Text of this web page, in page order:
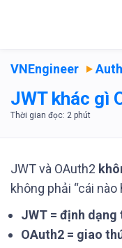
VNEngineer Auth
JWT khác gì
JWT và OAuth2
không phải “cái nào
JWT = định dạng
OAuth2 = giao